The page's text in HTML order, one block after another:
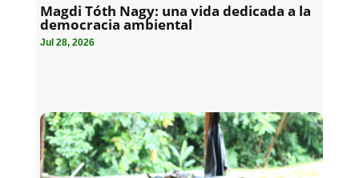
Magdi Tóth Nagy: una vida dedicada a la
democracia ambiental
Jul 28, 2026